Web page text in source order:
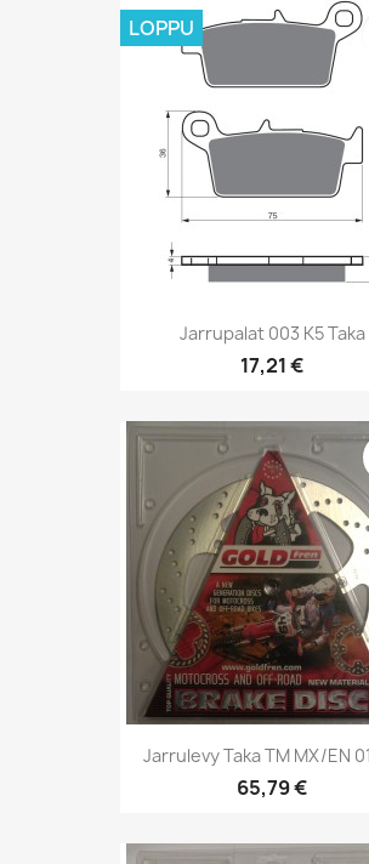
Jarrupalat 003 K5 Taka
17,21 €
LOPPU
Jarrulevy Taka TM MX/EN
65,79 €